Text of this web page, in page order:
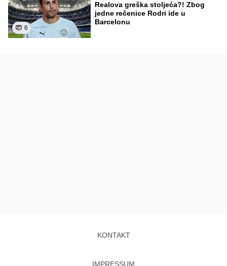
6
Realova greška stoljeća?! Zbog
jedne rečenice Rodri ide u
Barcelonu
KONTAKT
IMPRESSUM